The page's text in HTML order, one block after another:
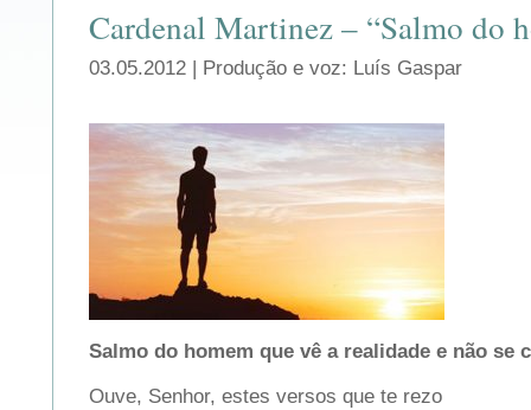
Cardenal Martinez – “Salmo do
03.05.2012 | Produção e voz: Luís Gaspar
Salmo do homem que vê a realidade e não se
Ouve, Senhor, estes versos que te rezo